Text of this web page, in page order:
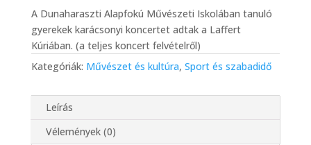
A Dunaharaszti Alapfokú Művészeti Iskolában tanuló
gyerekek karácsonyi koncertet adtak a Laffert
Kúriában. (a teljes koncert felvételről)
Kategóriák: Művészet és kultúra, Sport és szabadidő
Leírás
Vélemények (0)